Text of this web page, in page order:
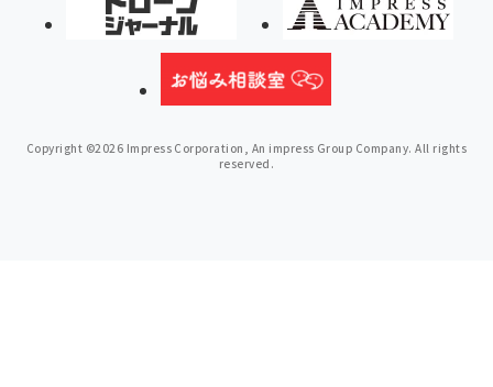
Copyright ©2026 Impress Corporation, An impress Group Company. All rights
reserved.